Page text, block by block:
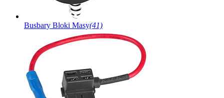
Busbary Bloki Masy(41)